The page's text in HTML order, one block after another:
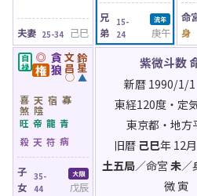
命
身
兄
弟
15-
24
流年
庚午
夫妻 25-34 己巳
貪狼
◎
権
自禄 文昌
◯
鈴星
▲
天喜
寡宿
陰煞
帝旺
青龍
天殺
病符
子
女
35-
44
大限
戊辰
紫微斗数
新暦 1990/1/1
東経120度・定
東京都・地方
旧暦 己巳年 12
土五局／命宮 未／
微 寅